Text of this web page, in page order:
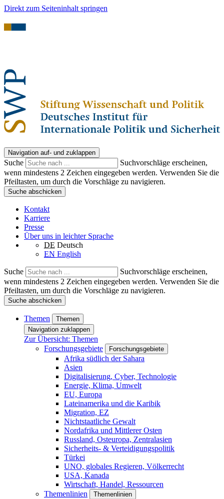
Direkt zum Seiteninhalt springen
Navigation auf- und zuklappen
Suche
Suchvorschläge erscheinen,
wenn mindestens 2 Zeichen eingegeben werden. Verwenden Sie die
Pfeiltasten, um durch die Vorschläge zu navigieren.
Suche abschicken
Kontakt
Karriere
Presse
Über uns in leichter Sprache
DE Deutsch
EN English
Suche
Suchvorschläge erscheinen,
wenn mindestens 2 Zeichen eingegeben werden. Verwenden Sie die
Pfeiltasten, um durch die Vorschläge zu navigieren.
Suche abschicken
Themen
Themen
Navigation zuklappen
Zur Übersicht: Themen
Forschungsgebiete
Forschungsgebiete
Afrika südlich der Sahara
Asien
Digitalisierung, Cyber, Technologie
Energie, Klima, Umwelt
EU, Europa
Lateinamerika und die Karibik
Migration, EZ
Nichtstaatliche Gewalt
Nordafrika und Mittlerer Osten
Russland, Osteuropa, Zentralasien
Sicherheits- & Verteidigungspolitik
Türkei
UNO, globales Regieren, Völkerrecht
USA, Kanada
Wirtschaft, Handel, Ressourcen
Themenlinien
Themenlinien